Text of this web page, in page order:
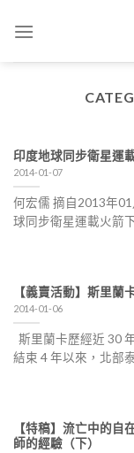
印度地球同步衛星運
2014-01-07
何宏儒 摘自2013年
球同步衛星運載火箭
【義賣活動】斯里蘭
2014-01-06
斯里蘭卡歷經近 30
結束 4 年以來，北部
【特稿】流亡中的自
師的經驗（下）